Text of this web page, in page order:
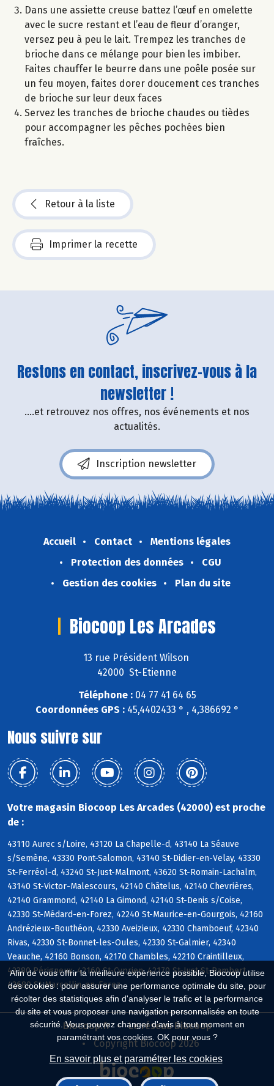
Afin de vous offrir la meilleure expérience possible, Biocoop utilise
des cookies : pour assurer une performance optimale du site, pour
récolter des statistiques afin d'analyser le trafic et la performance
du site et vous proposer une navigation personnalisée en toute
sécurité. Vous pouvez changer d'avis à tout moment en
paramétrant vos cookies. OK pour vous ?
En savoir plus et paramétrer les cookies
Dans une assiette creuse battez l’œuf en omelette
avec le sucre restant et l’eau de fleur d’oranger,
versez peu à peu le lait. Trempez les tranches de
brioche dans ce mélange pour bien les imbiber.
Faites chauffer le beurre dans une poêle posée sur
un feu moyen, faites dorer doucement ces tranches
de brioche sur leur deux faces
Servez les tranches de brioche chaudes ou tièdes
pour accompagner les pêches pochées bien
fraîches.
Retour à la liste
Imprimer la recette
Restons en contact, inscrivez-vous à la
newsletter !
....et retrouvez nos offres, nos événements et nos
actualités.
Inscription newsletter
Accueil Contact
Mentions légales
Protection des données
CGU
Gestion des cookies
Plan du site
Biocoop Les Arcades
13 rue Président Wilson
42000 St-Etienne
Téléphone :04 77 41 64 65
Coordonnées GPS :45,4402433 ° , 4,386692 °
Nous suivre sur
Votre magasin Biocoop Les Arcades (42000) est proche
de :
43110 Aurec s/Loire, 43120 La Chapelle-d, 43140 La Séauve
s/Semène, 43330 Pont-Salomon, 43140 St-Didier-en-Velay, 43330
St-Ferréol-d, 43240 St-Just-Malmont, 43620 St-Romain-Lachalm,
43140 St-Victor-Malescours, 42140 Châtelus, 42140 Chevrières,
42140 Grammond, 42140 La Gimond, 42140 St-Denis s/Coise,
42330 St-Médard-en-Forez, 42240 St-Maurice-en-Gourgois, 42160
Andrézieux-Bouthéon, 42330 Aveizieux, 42330 Chamboeuf, 42340
Rivas, 42330 St-Bonnet-les-Oules, 42330 St-Galmier, 42340
Veauche, 42160 Bonson, 42170 Chambles, 42210 Craintilleux,
42380 Périgneux, 42160 St-Cyprien, 42170 St-Just-St-Rambert,
42680 St-Marcellin-en-Forez
Biocoop.fr
Le réseau Biocoop
Copyright Biocoop 2026